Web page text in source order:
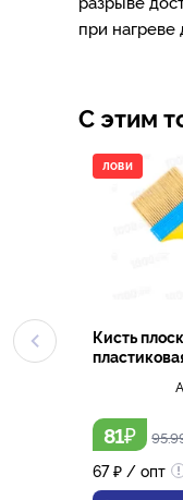
при нагреве
С этим
ЛОВИ
Кисть
81₽
67₽/ опт